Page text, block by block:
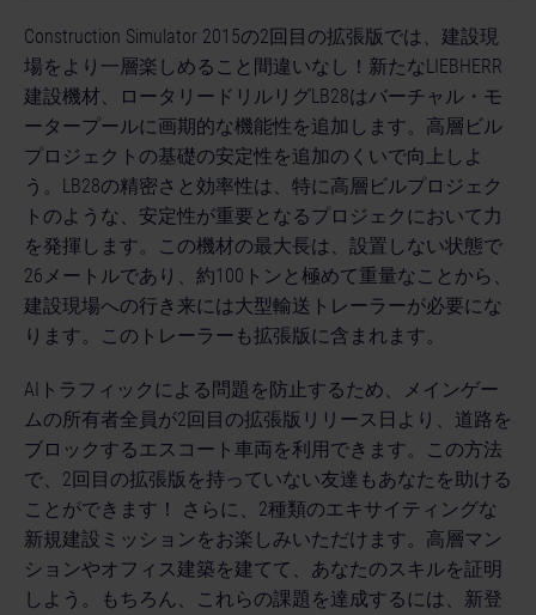
Construction Simulator 2015の2回目の拡張版では、建設現
場をより一層楽しめること間違いなし！新たなLIEBHERR
建設機材、ロータリードリルリグLB28はバーチャル・モ
ータープールに画期的な機能性を追加します。高層ビル
プロジェクトの基礎の安定性を追加のくいで向上しよ
う。LB28の精密さと効率性は、特に高層ビルプロジェク
トのような、安定性が重要となるプロジェクにおいて力
を発揮します。この機材の最大長は、設置しない状態で
26メートルであり、約100トンと極めて重量なことから、
建設現場への行き来には大型輸送トレーラーが必要にな
ります。このトレーラーも拡張版に含まれます。
AIトラフィックによる問題を防止するため、メインゲー
ムの所有者全員が2回目の拡張版リリース日より、道路を
ブロックするエスコート車両を利用できます。この方法
で、2回目の拡張版を持っていない友達もあなたを助ける
ことができます！ さらに、2種類のエキサイティングな
新規建設ミッションをお楽しみいただけます。高層マン
ションやオフィス建築を建てて、あなたのスキルを証明
しよう。もちろん、これらの課題を達成するには、新登